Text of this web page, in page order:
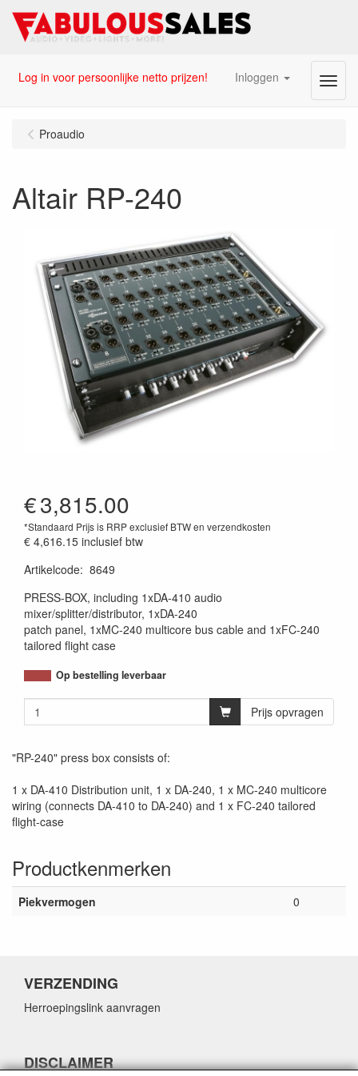
Log in voor persoonlijke netto prijzen! Inloggen Menu
Proaudio
Altair RP-240
€3,815.00
*Standaard Prijs is RRP exclusief BTW en verzendkosten
€ 4,616.15 inclusief btw
Artikelcode: 8649
PRESS-BOX, including 1xDA-410 audio
mixer/splitter/distributor, 1xDA-240
patch panel, 1xMC-240 multicore bus cable and 1xFC-240
tailored flight case
Op bestelling leverbaar
Prijs opvragen
"RP-240" press box consists of:
1 x DA-410 Distribution unit, 1 x DA-240, 1 x MC-240 multicore
wiring (connects DA-410 to DA-240) and 1 x FC-240 tailored
flight-case
Productkenmerken
Piekvermogen 0
VERZENDING
Herroepingslink aanvragen
DISCLAIMER